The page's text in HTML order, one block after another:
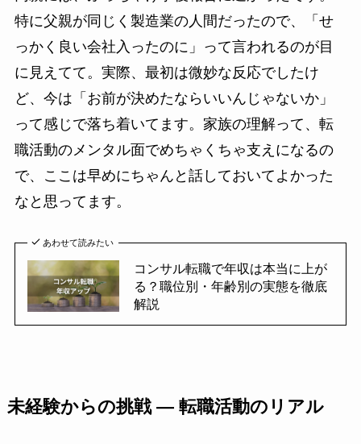
特に父親が同じく製造業の人間だったので、「せ
っかく良い会社入ったのに」って言われるのが目
に見えてて。実際、最初は微妙な反応でしたけ
ど、今は「お前が決めたならいいんじゃないか」
って感じで落ち着いてます。家族の理解って、転
職活動のメンタル面でめちゃくちゃ支えになるの
で、ここは早めにちゃんと話しておいてよかった
なと思ってます。
あわせて読みたい
コンサル転職で年収は本当に上が
る？職位別・年齢別の実態を徹底
解説
未経験からの挑戦 ― 転職活動のリアル